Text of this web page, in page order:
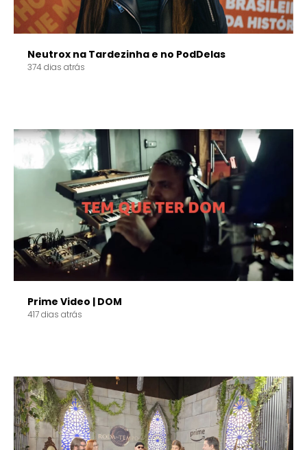
Neutrox na Tardezinha e no PodDelas
374 dias atrás
Prime Video | DOM
417 dias atrás